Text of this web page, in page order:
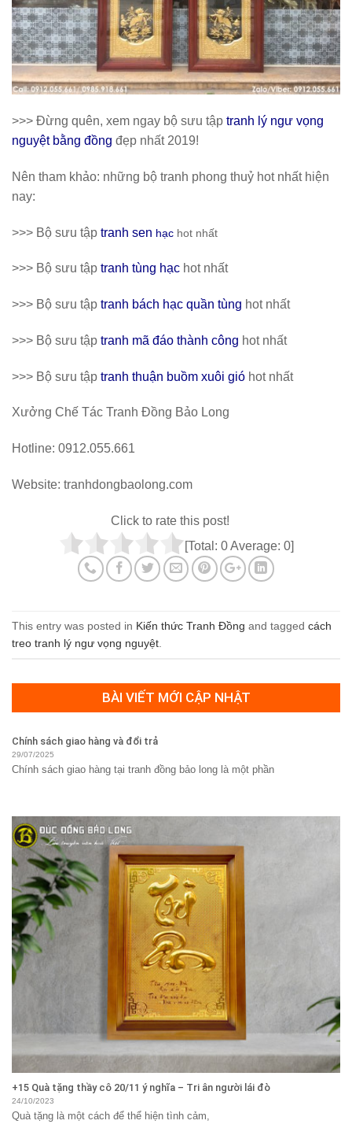
>>> Đừng quên, xem ngay bộ sưu tập tranh lý ngư vọng
nguyệt bằng đồng đẹp nhất 2019!
Nên tham khảo: những bộ tranh phong thuỷ hot nhất hiện
nay:
>>> Bộ sưu tập tranh sen hạc hot nhất
>>> Bộ sưu tập tranh tùng hạc hot nhất
>>> Bộ sưu tập tranh bách hạc quần tùng hot nhất
>>> Bộ sưu tập tranh mã đáo thành công hot nhất
>>> Bộ sưu tập tranh thuận buồm xuôi gió hot nhất
Xưởng Chế Tác Tranh Đồng Bảo Long
Hotline: 0912.055.661
Website: tranhdongbaolong.com
Click to rate this post!
[Total: 0Average: 0]
This entry was posted in Kiến thức Tranh Đồng and tagged cách
treo tranh lý ngư vọng nguyệt
BÀI VIẾT MỚI CẬP NHẬT
Chính sách giao hàng và đổi trả
29/07/2025
Chính sách giao hàng tại tranh đồng bảo long là một phần
+15 Quà tặng thầy cô 20/11 ý nghĩa – Tri ân người lái đò
24/10/2023
Quà tặng là một cách để thể hiện tình cảm,